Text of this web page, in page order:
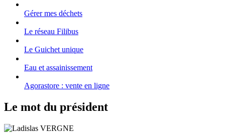
Gérer mes déchets
Le réseau Filibus
Le Guichet unique
Eau et assainissement
Agorastore : vente en ligne
Le mot du président